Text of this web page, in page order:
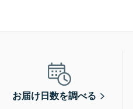
お届け日数を調べる